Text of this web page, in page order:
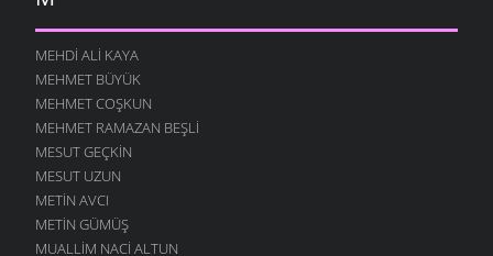
MEHDI ALI KAYA
MEHMET BÜYÜK
MEHMET COŞKUN
MEHMET RAMAZAN BEŞLI
MESUT GEÇKIN
MESUT UZUN
METIN AVCI
METIN GÜMÜŞ
MUALLIM NACI ALTUN